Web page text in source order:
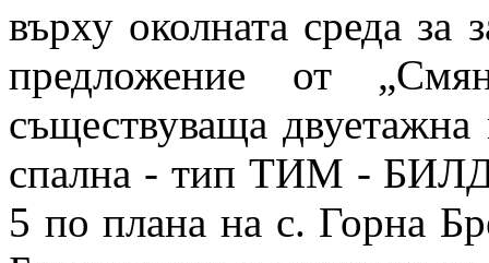
върху околната среда за
предложение от
съществуваща двуетажна
спална - тип ТИМ -
5 по плана на с. Горна